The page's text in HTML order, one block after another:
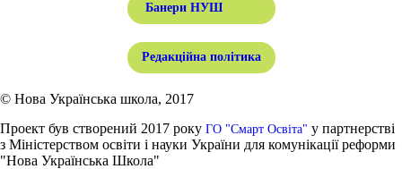
Банери НУШ
Редакційна політика
© Нова Українська школа, 2017
Проект був створений 2017 року ГО "Смарт Освіта" у партнерстві
з Міністерством освіти і науки України для комунікації реформи
"Нова Українська Школа"